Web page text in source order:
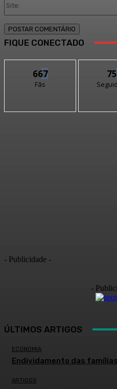
FIQUE CONECTADO
667
Fãs
- Publicidade -
-
ÚLTIMOS ARTIGOS
ECONOMIA
Endividamento das
ARTIGOS